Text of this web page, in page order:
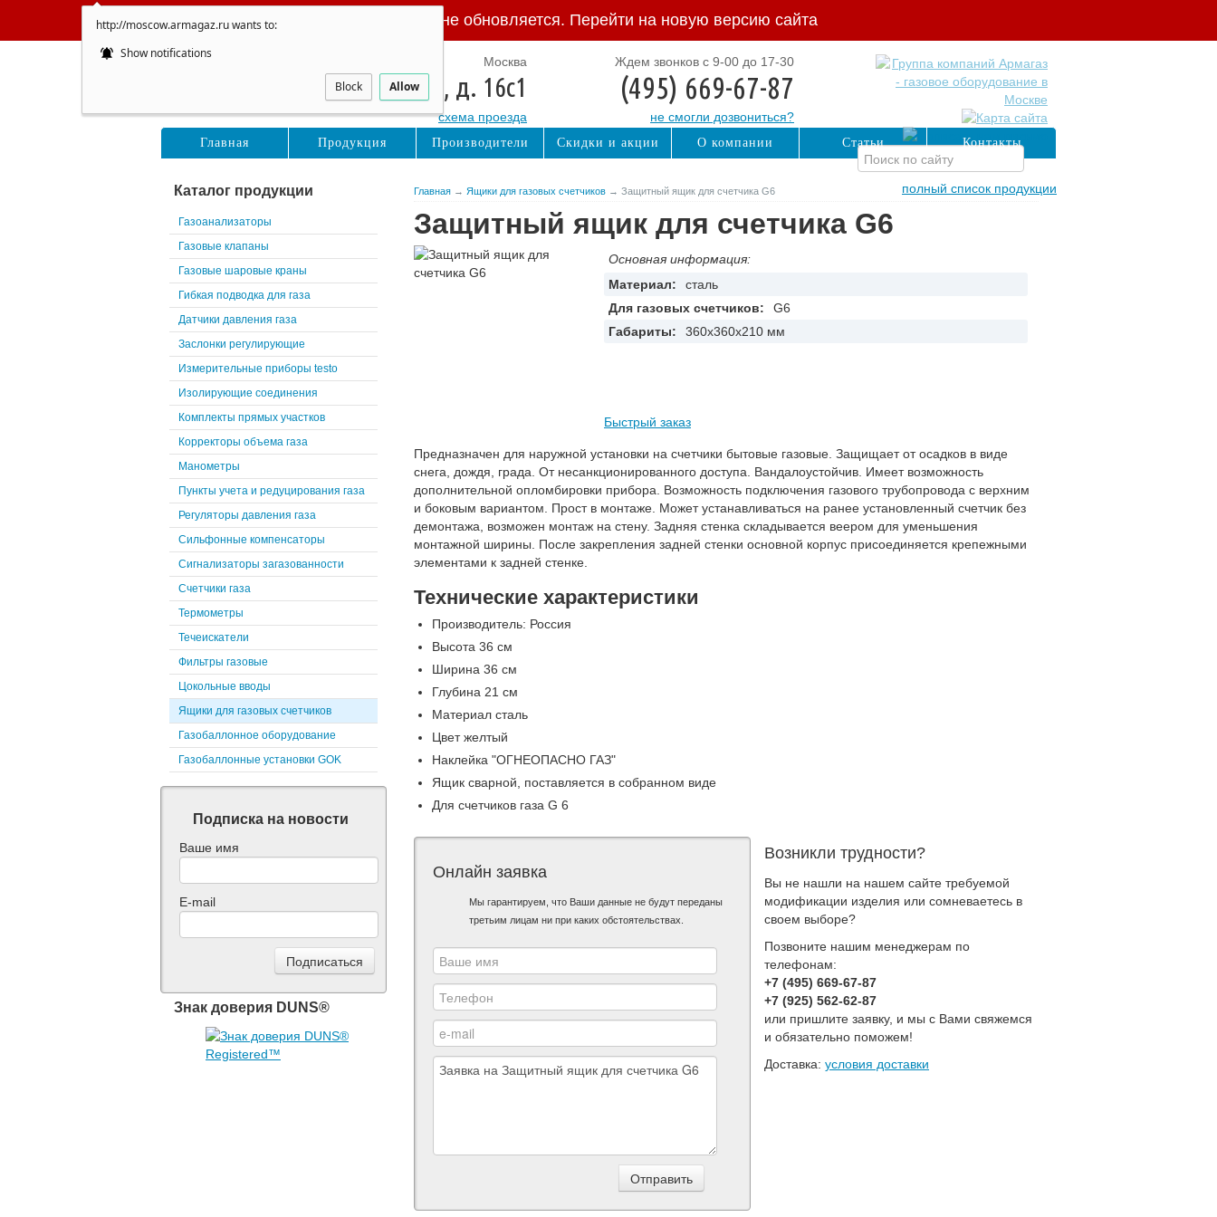
http://moscow.armagaz.ru wants to:
Show notifications
Block Allow
Сайт не обновляется. Перейти на новую версию сайта
Главная → Ящики для газовых счетчиков → Защитный ящик для счетчика G6
Защитный ящик для счетчика G6
Основная информация:
Материал:
сталь
Для газовых счетчиков:
G6
Габариты:
360x360x210 мм
Быстрый заказ
Предназначен для наружной установки на счетчики бытовые газовые. Защищает от осадков в виде
снега, дождя, града. От несанкционированного доступа. Вандалоустойчив. Имеет возможность
дополнительной опломбировки прибора. Возможность подключения газового трубопровода с верхним
и боковым вариантом. Прост в монтаже. Может устанавливаться на ранее установленный счетчик без
демонтажа, возможен монтаж на стену. Задняя стенка складывается веером для уменьшения
монтажной ширины. После закрепления задней стенки основной корпус присоединяется крепежными
элементами к задней стенке.
Технические характеристики
Производитель: Россия
Высота 36 см
Ширина 36 см
Глубина 21 см
Материал сталь
Цвет желтый
Наклейка "ОГНЕОПАСНО ГАЗ"
Ящик сварной, поставляется в собранном виде
Для счетчиков газа G 6
Онлайн заявка
Мы гарантируем, что Ваши данные не будут переданы
третьим лицам ни при каких обстоятельствах.
Отправить
Возникли трудности?
Вы не нашли на нашем сайте требуемой
модификации изделия или сомневаетесь в
своем выборе?
Позвоните нашим менеджерам по
телефонам:
+7 (495) 669-67-87
+7 (925) 562-62-87
или пришлите заявку, и мы с Вами свяжемся
и обязательно поможем!
Доставка: условия доставки
Каталог продукции
Газоанализаторы
Газовые клапаны
Газовые шаровые краны
Гибкая подводка для газа
Датчики давления газа
Заслонки регулирующие
Измерительные приборы testo
Изолирующие соединения
Комплекты прямых участков
Корректоры объема газа
Манометры
Пункты учета и редуцирования газа
Регуляторы давления газа
Сильфонные компенсаторы
Сигнализаторы загазованности
Счетчики газа
Термометры
Течеискатели
Фильтры газовые
Цокольные вводы
Ящики для газовых счетчиков
Газобаллонное оборудование
Газобаллонные установки GOK
Подписка на новости
Ваше имя
E-mail
Знак доверия DUNS®
Москва
Восточная, д. 16с1
схема проезда
Ждем звонков с 9-00 до 17-30
(495) 669-67-87
не смогли дозвониться?
полный список продукции
Главная Продукция Производители Скидки и акции О компании Статьи Контакты